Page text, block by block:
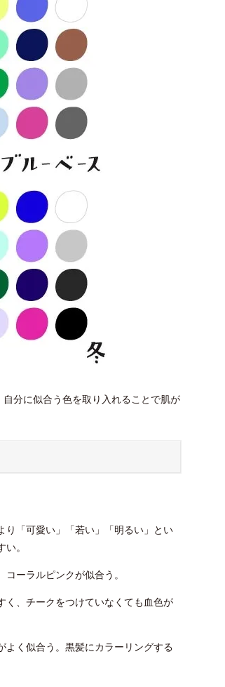
分に似合う色を取り入れることで肌が
り「可愛い」「若い」「明るい」とい
。
コーラルピンクが似合う。
く、チークをつけていなくても血色が
よく似合う。黒髪にカラーリングする